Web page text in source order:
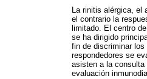
La rinitis alérgica, el
el contrario la
limitado. El centro
se ha dirigido
fin de discriminar
respondedores se
asisten a la
evaluación